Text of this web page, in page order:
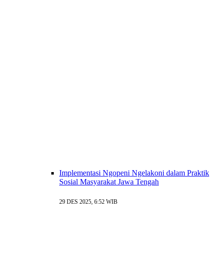
Implementasi Ngopeni Ngelakoni dalam Praktik
Sosial Masyarakat Jawa Tengah
29 DES 2025, 6:52 WIB